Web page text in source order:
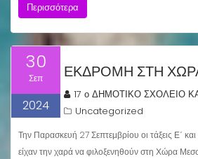
Περισσότερα
30
Σεπ
2024
ΕΚΔΡΟΜΗ ΣΤΗ
17 ο ΔΗΜΟΤΙΚΟ ΣΧΟΛΕΙΟ
Uncategorized
Την Παρασκευή 27 Σεπτεμβρίου οι τάξεις Ε΄
είχαν την χαρά να φιλοξενηθούν στη Χώρα